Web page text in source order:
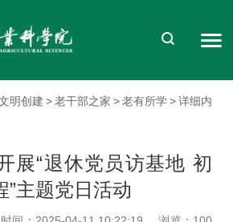
明创建 > 老干部之家 > 老有所学 > 详细内
展“退休党员访基地 初
”主题党日活动